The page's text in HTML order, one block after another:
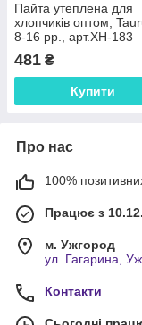
Пайта утеплена для
хлопчиків оптом,
8-16 рр., арт.XH-183
481 ₴
Купити
Про нас
100%
Працює з
м. Ужгород
ул. Гагарина,
Контакти